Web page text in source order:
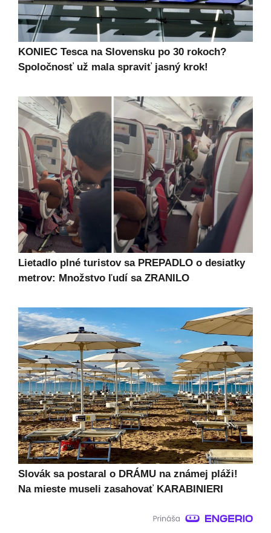
KONIEC Tesca na Slovensku po 30 rokoch?
Spoločnosť už mala spraviť jasný krok!
Lietadlo plné turistov sa PREPADLO o desiatky
metrov: Množstvo ľudí sa ZRANILO
Slovák sa postaral o DRÁMU na známej pláži!
Na mieste museli zasahovať KARABINIERI